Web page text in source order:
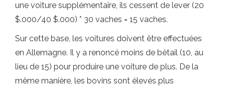
une voiture supplémentaire, ils cessent de lever (20
$.000/40 $.000) * 30 vaches = 15 vaches.
Sur cette base, les voitures doivent être effectuées
en Allemagne. Il y a renoncé moins de bétail (10, au
lieu de 15) pour produire une voiture de plus. De la
même manière, les bovins sont élevés plus